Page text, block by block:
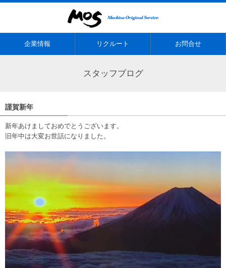
企業情報 リクルート お問合せ
スタッフブログ
謹賀新年
新年あけましておめでとうございます。
旧年中は大変お世話になりました。